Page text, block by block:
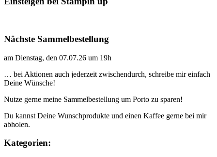
Nächste Sammelbestellung
am Dienstag, den 07.07.26 um 19h
… bei Aktionen auch jederzeit zwischendurch, schreibe mir einfach
Deine Wünsche!
Nutze gerne meine Sammelbestellung um Porto zu sparen!
Du kannst Deine Wunschprodukte und einen Kaffee gerne bei mir
abholen.
Kategorien: